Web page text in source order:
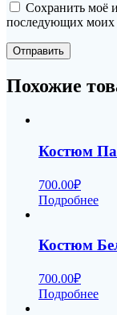
Сохранить моё
последующих моих
Похожие
Костюм
700.00₽
Подробнее
Костюм
700.00₽
Подробнее